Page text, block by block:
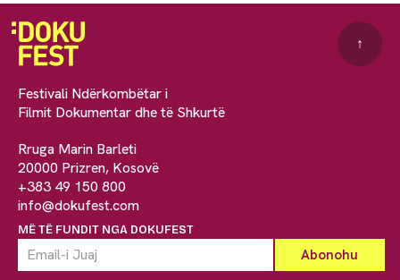
Festivali Ndërkombëtar i
Filmit Dokumentar dhe të Shkurtë
Rruga Marin Barleti
20000 Prizren, Kosovë
+383 49 150 800
info@dokufest.com
MË TË FUNDIT NGA DOKUFEST
↑